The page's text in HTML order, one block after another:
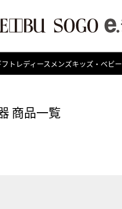
ト レディース メンズキッズ・ベビー
商品一覧